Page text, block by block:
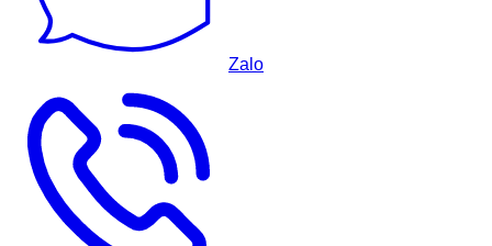
Zalo